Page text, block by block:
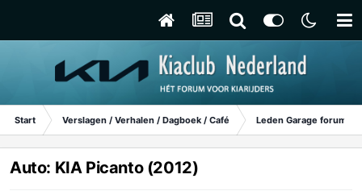
Start Verslagen / Verhalen / Dagboek / Café Leden Garage forum
Auto: KIA Picanto (2012)